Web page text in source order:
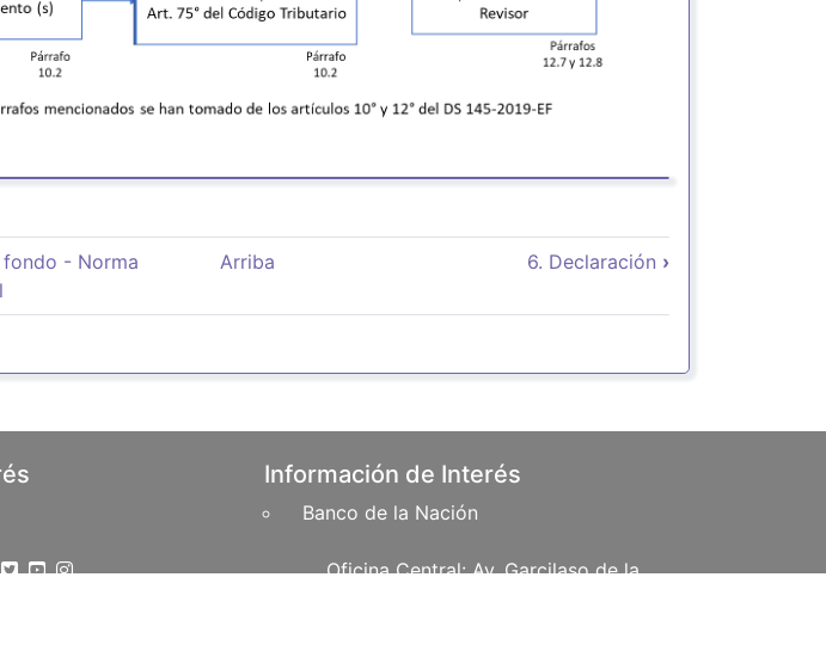
de Book para 5. Parámetros de
fondo - Norma
Arriba 6. Declaración ›
Información de Interés
Banco de la Nación
Oficina Central: Av. Garcilaso de la